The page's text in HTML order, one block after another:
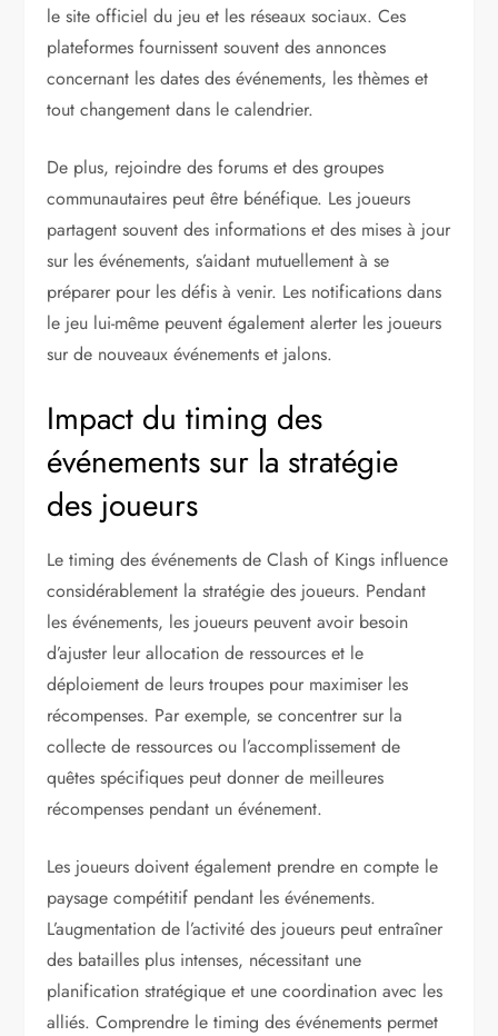
le site officiel du jeu et les réseaux sociaux. Ces
plateformes fournissent souvent des annonces
concernant les dates des événements, les thèmes et
tout changement dans le calendrier.
De plus, rejoindre des forums et des groupes
communautaires peut être bénéfique. Les joueurs
partagent souvent des informations et des mises à jour
sur les événements, s’aidant mutuellement à se
préparer pour les défis à venir. Les notifications dans
le jeu lui-même peuvent également alerter les joueurs
sur de nouveaux événements et jalons.
Impact du timing des
événements sur la stratégie
des joueurs
Le timing des événements de Clash of Kings influence
considérablement la stratégie des joueurs. Pendant
les événements, les joueurs peuvent avoir besoin
d’ajuster leur allocation de ressources et le
déploiement de leurs troupes pour maximiser les
récompenses. Par exemple, se concentrer sur la
collecte de ressources ou l’accomplissement de
quêtes spécifiques peut donner de meilleures
récompenses pendant un événement.
Les joueurs doivent également prendre en compte le
paysage compétitif pendant les événements.
L’augmentation de l’activité des joueurs peut entraîner
des batailles plus intenses, nécessitant une
planification stratégique et une coordination avec les
alliés. Comprendre le timing des événements permet